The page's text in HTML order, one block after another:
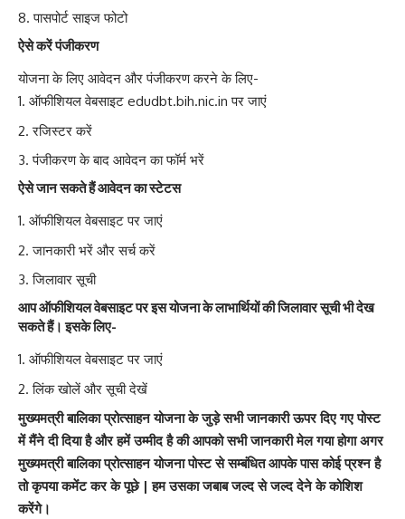
पासपोर्ट साइज फोटो
ऐसे करें पंजीकरण
योजना के लिए आवेदन और पंजीकरण करने के लिए-
ऑफीशियल वेबसाइट edudbt.bih.nic.in पर जाएं
रजिस्टर करें
पंजीकरण के बाद आवेदन का फॉर्म भरें
ऐसे जान सकते हैं आवेदन का स्टेटस
ऑफीशियल वेबसाइट पर जाएं
जानकारी भरें और सर्च करें
जिलावार सूची
आप ऑफीशियल वेबसाइट पर इस योजना के लाभार्थियों की जिलावार सूची भी देख
सकते हैं। इसके लिए-
ऑफीशियल वेबसाइट पर जाएं
लिंक खोलें और सूची देखें
मुख्यमत्री बालिका प्रोत्साहन योजना के जुड़े सभी जानकारी ऊपर दिए गए पोस्ट
में मैंने दी दिया है और हमें उम्मीद है की आपको सभी जानकारी मेल गया होगा अगर
मुख्यमत्री बालिका प्रोत्साहन योजना पोस्ट से सम्बंधित आपके पास कोई प्रश्न है
तो कृपया कमेंट कर के पूछे | हम उसका जबाब जल्द से जल्द देने के कोशिश
करेंगे।